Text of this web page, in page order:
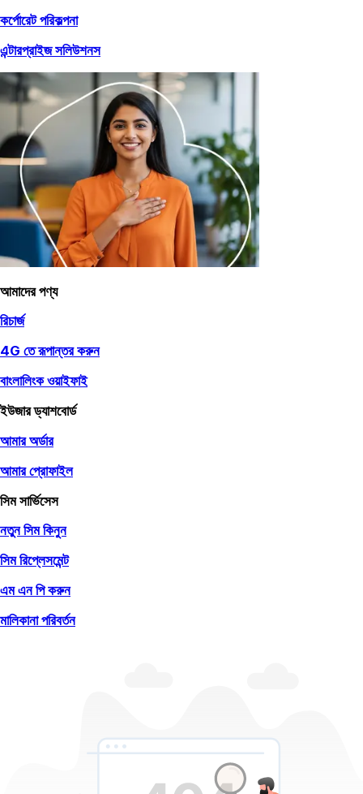
কর্পোরেট পরিকল্পনা
এন্টারপ্রাইজ সলিউশনস
আমাদের পণ্য
রিচার্জ
4G তে রূপান্তর করুন
বাংলালিংক ওয়াইফাই
ইউজার ড্যাশবোর্ড
আমার অর্ডার
আমার প্রোফাইল
সিম সার্ভিসেস
নতুন সিম কিনুন
সিম রিপ্লেসমেন্ট
এম এন পি করুন
মালিকানা পরিবর্তন